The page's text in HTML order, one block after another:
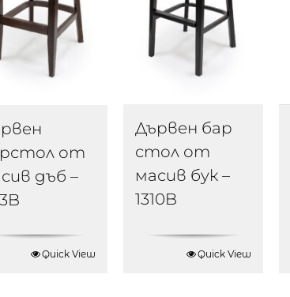
от
дъб –
Quick View
Дървен бар
стол от
масив бук –
1310B
Quick View